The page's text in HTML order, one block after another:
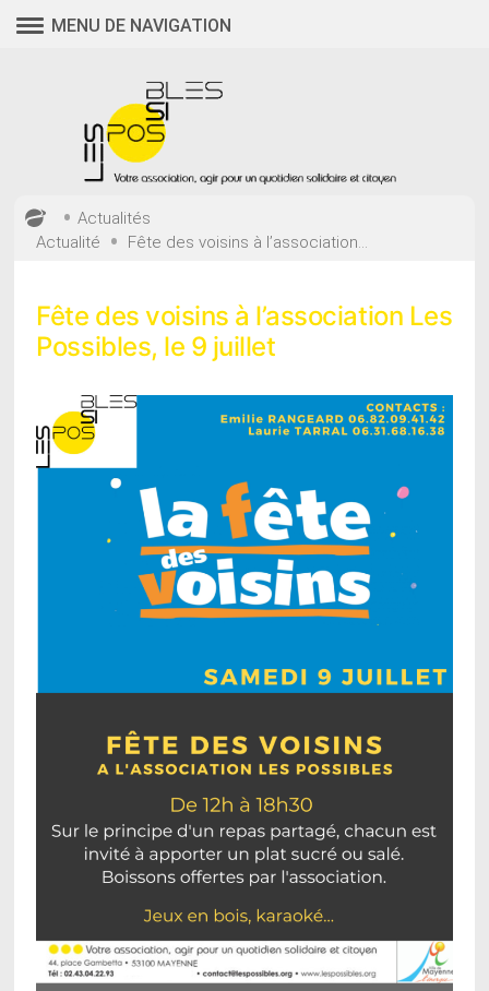
MENU DE NAVIGATION
• Actualités
Actualité
• Fête des voisins à l’association...
Fête des voisins à l’association Les
Possibles, le 9 juillet